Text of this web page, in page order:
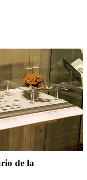
de la